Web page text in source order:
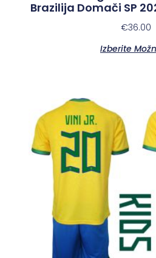
Brazilija Domači SP
€36.00
Izberite